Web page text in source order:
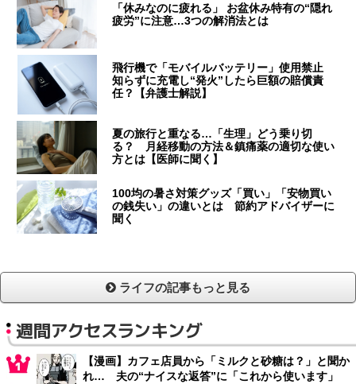
「休みなのに疲れる」 お盆休み特有の“隠れ
疲労”に注意…3つの解消法とは
飛行機で「モバイルバッテリー」使用禁止
知らずに充電し“発火”したら巨額の賠償責
任？【弁護士解説】
夏の旅行と重なる…「生理」どう乗り切
る？ 月経移動の方法＆鎮痛薬の適切な使い
方とは【医師に聞く】
100均の暑さ対策グッズ「買い」「安物買い
の銭失い」の違いとは 節約アドバイザーに
聞く
ライフの記事もっと見る
週間アクセスランキング
【漫画】カフェ店員から「ミルクと砂糖は？」と聞か
れ… 夫の“ナイスな返答”に「これから使います」